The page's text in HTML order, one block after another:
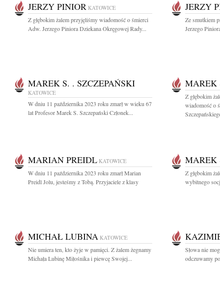
JERZY PINIOR KATOWICE
Z głębokim żalem przyjęliśmy wiadomość o śmierci
Adw. Jerzego Piniora Dziekana Okręgowej Rady...
JERZY
Ze smutkiem
Jerzego
MAREK S. . SZCZEPAŃSKI
KATOWICE
W dniu 11 października 2023 roku zmarł w wieku 67
lat Profesor Marek S. Szczepański Członek...
MAREK
Z głębokim
wiadomość o
MARIAN PREIDL KATOWICE
W dniu 11 października 2023 roku zmarł Marian
Preidl Jolu, jesteśmy z Tobą. Przyjaciele z klasy
MAREK
Z głębokim
wybitnego
MICHAŁ LUBINA KATOWICE
Nie umiera ten, kto żyje w pamięci. Z żalem żegnamy
Michała Lubinę Miłośnika i piewcę Swojej...
Słowa nie
odczuwamy